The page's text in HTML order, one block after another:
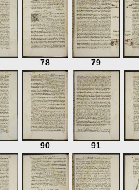
78 79
90 91